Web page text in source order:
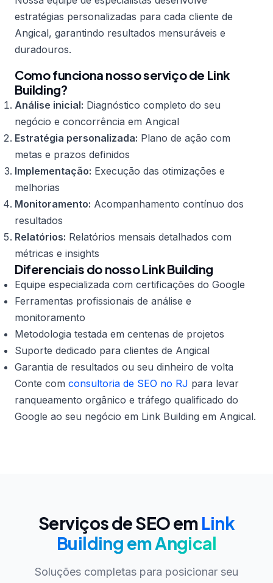
estratégias personalizadas para cada cliente de
Angical, garantindo resultados mensuráveis e
duradouros.
Como funciona nosso serviço de Link
Building?
Análise inicial: Diagnóstico completo do seu
negócio e concorrência em Angical
Estratégia personalizada: Plano de ação com
metas e prazos definidos
Implementação: Execução das otimizações e
melhorias
Monitoramento: Acompanhamento contínuo dos
resultados
Relatórios: Relatórios mensais detalhados com
métricas e insights
Diferenciais do nosso Link Building
Equipe especializada com certificações do Google
Ferramentas profissionais de análise e
monitoramento
Metodologia testada em centenas de projetos
Suporte dedicado para clientes de Angical
Garantia de resultados ou seu dinheiro de volta
Conte com consultoria de SEO no RJ para levar
ranqueamento orgânico e tráfego qualificado do
Google ao seu negócio em Link Building em Angical.
Serviços de SEO em Link
Building em Angical
Soluções completas para posicionar seu